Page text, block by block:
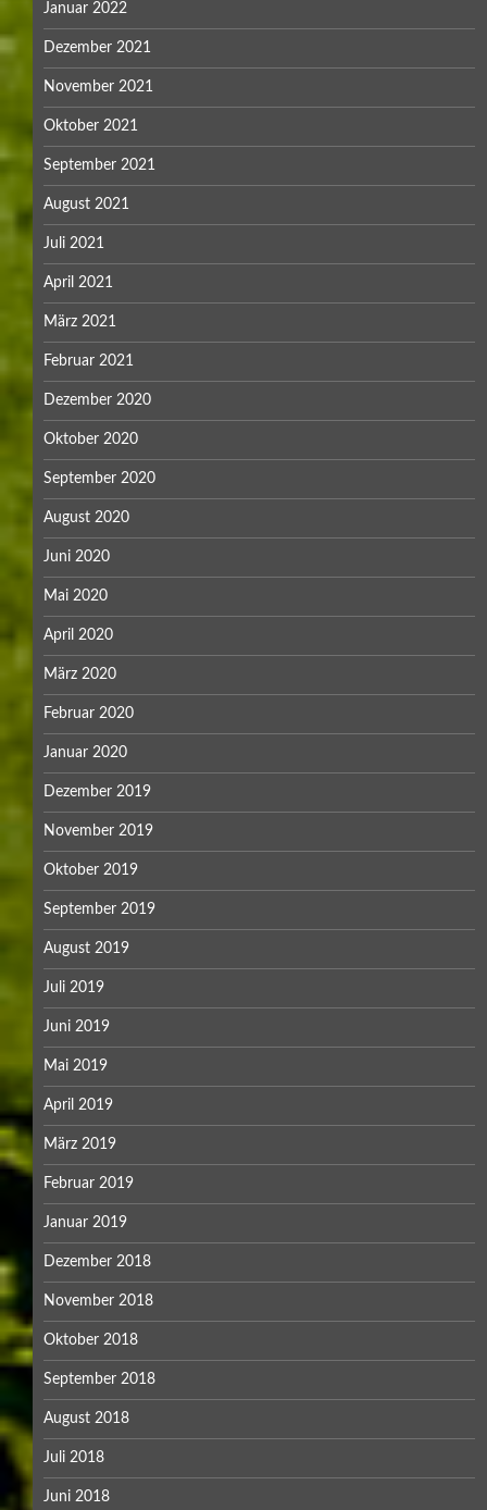
Januar 2022
Dezember 2021
November 2021
Oktober 2021
September 2021
August 2021
Juli 2021
April 2021
März 2021
Februar 2021
Dezember 2020
Oktober 2020
September 2020
August 2020
Juni 2020
Mai 2020
April 2020
März 2020
Februar 2020
Januar 2020
Dezember 2019
November 2019
Oktober 2019
September 2019
August 2019
Juli 2019
Juni 2019
Mai 2019
April 2019
März 2019
Februar 2019
Januar 2019
Dezember 2018
November 2018
Oktober 2018
September 2018
August 2018
Juli 2018
Juni 2018